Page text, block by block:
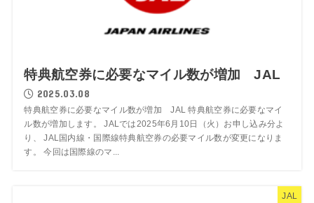
特典航空券に必要なマイル数が増加 JAL
2025.03.08
特典航空券に必要なマイル数が増加 JAL 特典航空券に必要なマイ
ル数が増加します。 JALでは2025年6月10日（火）お申し込み分よ
り、 JAL国内線・国際線特典航空券の必要マイル数が変更になりま
す。 今回は国際線のマ...
JAL